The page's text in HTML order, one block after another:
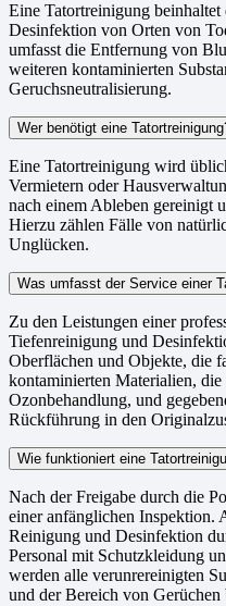
Eine Tatortreinigung beinhaltet
Desinfektion von Orten von
umfasst die Entfernung von
weiteren kontaminierten
Geruchsneutralisierung.
Wer benötigt eine
Eine Tatortreinigung wird
Vermietern oder
nach einem Ableben gereinigt
Hierzu zählen Fälle von
Unglücken.
Was umfasst der Service einer
Zu den Leistungen einer
Tiefenreinigung und
Oberflächen und Objekte, die
kontaminierten Materialien,
Ozonbehandlung, und
Rückführung in den
Wie funktioniert eine
Nach der Freigabe durch die
einer anfänglichen Inspektion.
Reinigung und Desinfektion
Personal mit Schutzkleidung
werden alle verunrereinigten
und der Bereich von Gerüchen